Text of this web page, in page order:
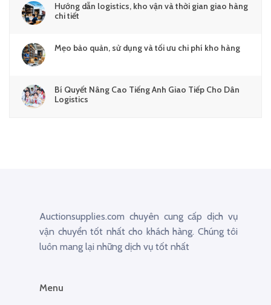
Hướng dẫn logistics, kho vận và thời gian giao hàng
chi tiết
Mẹo bảo quản, sử dụng và tối ưu chi phí kho hàng
Bí Quyết Nâng Cao Tiếng Anh Giao Tiếp Cho Dân
Logistics
Auctionsupplies.com chuyên cung cấp dịch vụ
vận chuyển tốt nhất cho khách hàng. Chúng tôi
luôn mang lại những dịch vụ tốt nhất
Menu